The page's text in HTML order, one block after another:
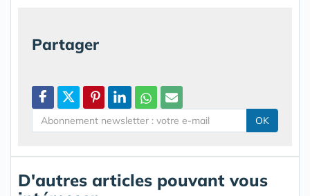
Partager
OK
D'autres articles pouvant vous